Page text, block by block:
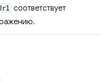
соответствует